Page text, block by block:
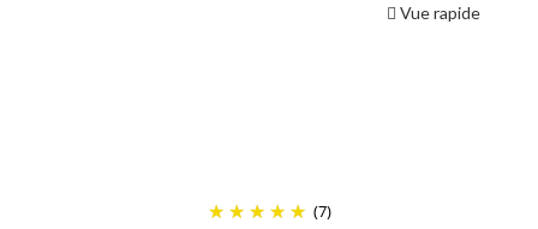
Vue rapide
(7)